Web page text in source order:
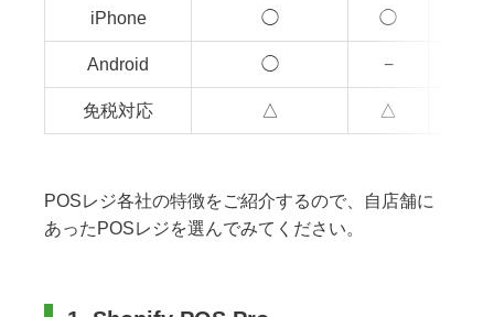
iPhone ◯ ◯
Android ◯ −
免税対応 △ △
POSレジ各社の特徴をご紹介するので、自店舗に
あったPOSレジを選んでみてください。